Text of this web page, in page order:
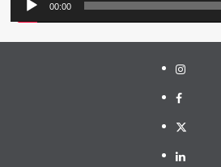
00:00
Instagram
Facebook
Twitter
Linkedin